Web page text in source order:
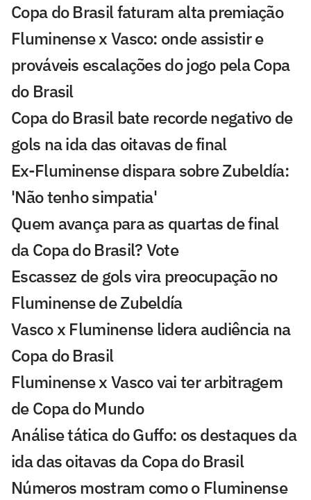
Copa do Brasil faturam alta premiação
Fluminense x Vasco: onde assistir e
prováveis escalações do jogo pela Copa
do Brasil
Copa do Brasil bate recorde negativo de
gols na ida das oitavas de final
Ex-Fluminense dispara sobre Zubeldía:
'Não tenho simpatia'
Quem avança para as quartas de final
da Copa do Brasil? Vote
Escassez de gols vira preocupação no
Fluminense de Zubeldía
Vasco x Fluminense lidera audiência na
Copa do Brasil
Fluminense x Vasco vai ter arbitragem
de Copa do Mundo
Análise tática do Guffo: os destaques da
ida das oitavas da Copa do Brasil
Números mostram como o Fluminense